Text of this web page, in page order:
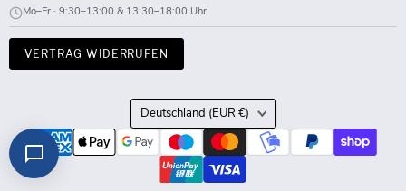
Mo–Fr · 9:30–13:00 & 13:30–18:00 Uhr
VERTRAG WIDERRUFEN
Land
Deutschland (EUR €)